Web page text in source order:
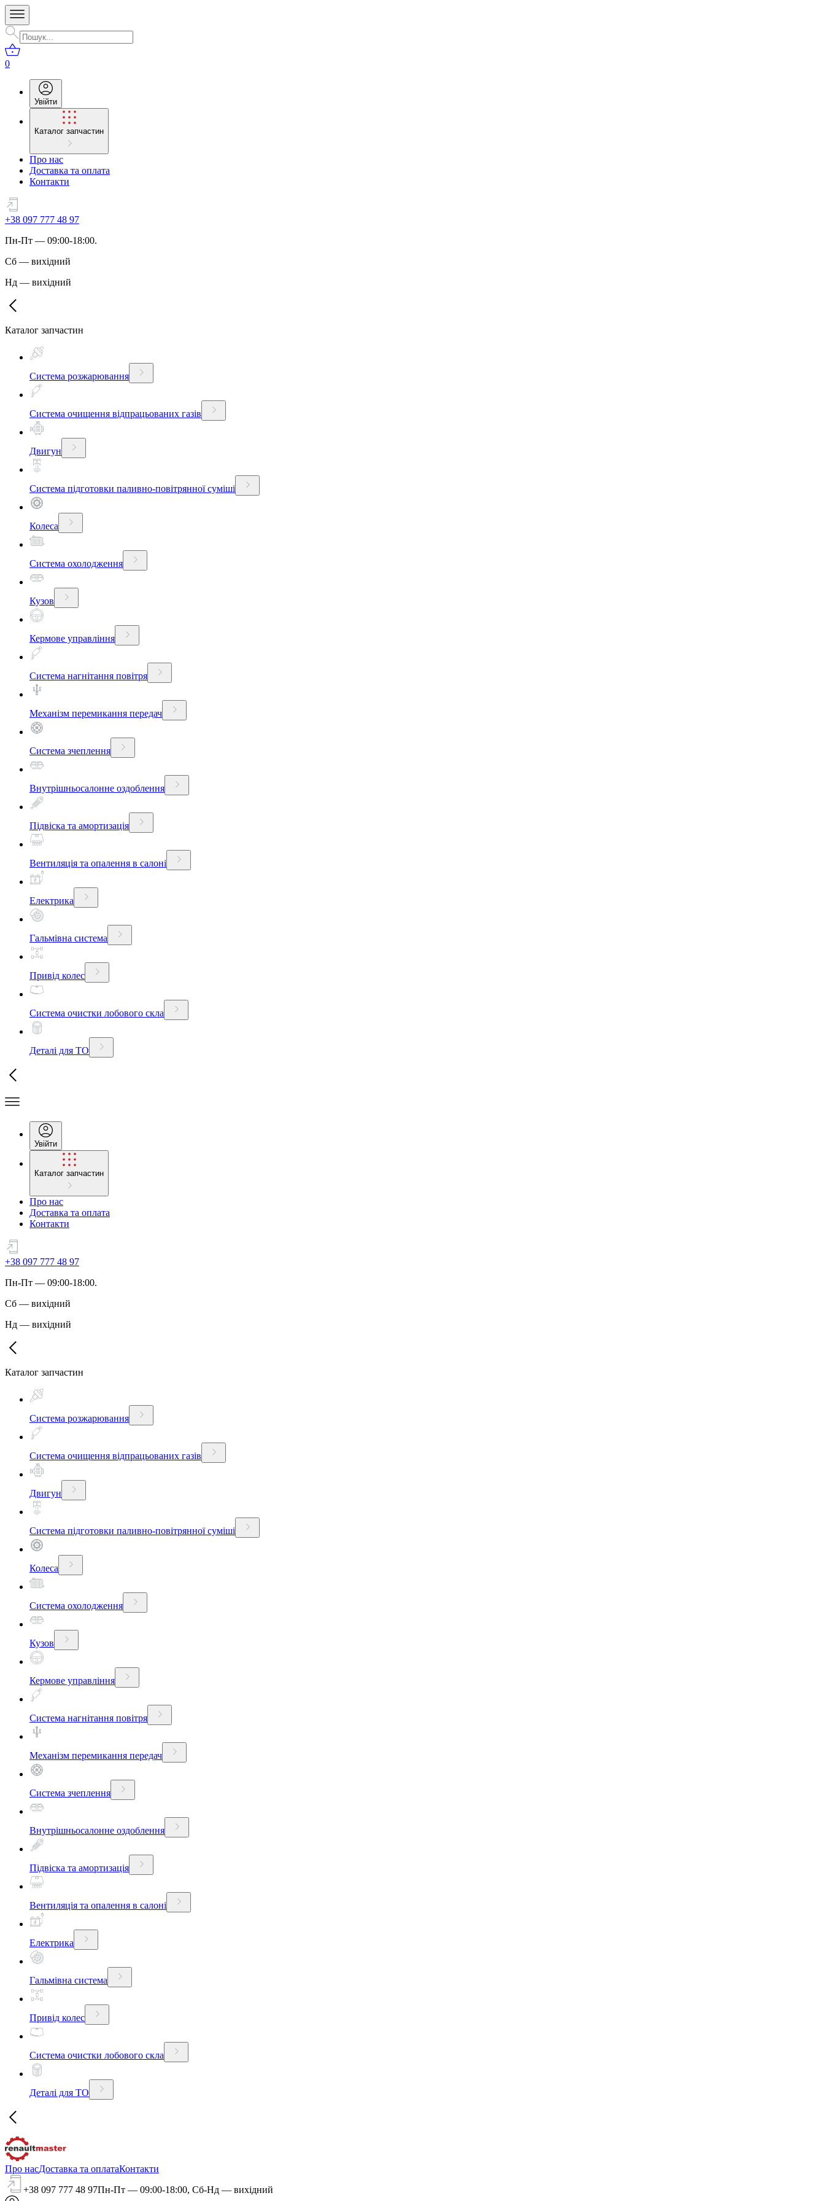
0
Увійти
Каталог запчастин
Про нас
Доставка та оплата
Контакти
+38 097 777 48 97
Пн-Пт — 09:00-18:00.
Сб — вихідний
Нд — вихідний
Каталог запчастин
Система розжарювання
Система очищення відпрацьованих газів
Двигун
Система підготовки паливно-повітрянної суміші
Колеса
Система охолодження
Кузов
Кермове управління
Система нагнітання повітря
Механізм перемикання передач
Система зчеплення
Внутрішньосалонне оздоблення
Підвіска та амортизація
Вентиляція та опалення в салоні
Електрика
Гальмівна система
Привід колес
Система очистки лобового скла
Деталі для ТО
Увійти
Каталог запчастин
Про нас
Доставка та оплата
Контакти
+38 097 777 48 97
Пн-Пт — 09:00-18:00.
Сб — вихідний
Нд — вихідний
Каталог запчастин
Система розжарювання
Система очищення відпрацьованих газів
Двигун
Система підготовки паливно-повітрянної суміші
Колеса
Система охолодження
Кузов
Кермове управління
Система нагнітання повітря
Механізм перемикання передач
Система зчеплення
Внутрішньосалонне оздоблення
Підвіска та амортизація
Вентиляція та опалення в салоні
Електрика
Гальмівна система
Привід колес
Система очистки лобового скла
Деталі для ТО
Про насДоставка та оплатаКонтакти
+38 097 777 48 97Пн-Пт — 09:00-18:00, Сб-Нд — вихідний